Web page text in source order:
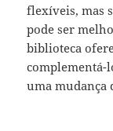
flexíveis, mas
pode ser
biblioteca
complementá-
uma mudança